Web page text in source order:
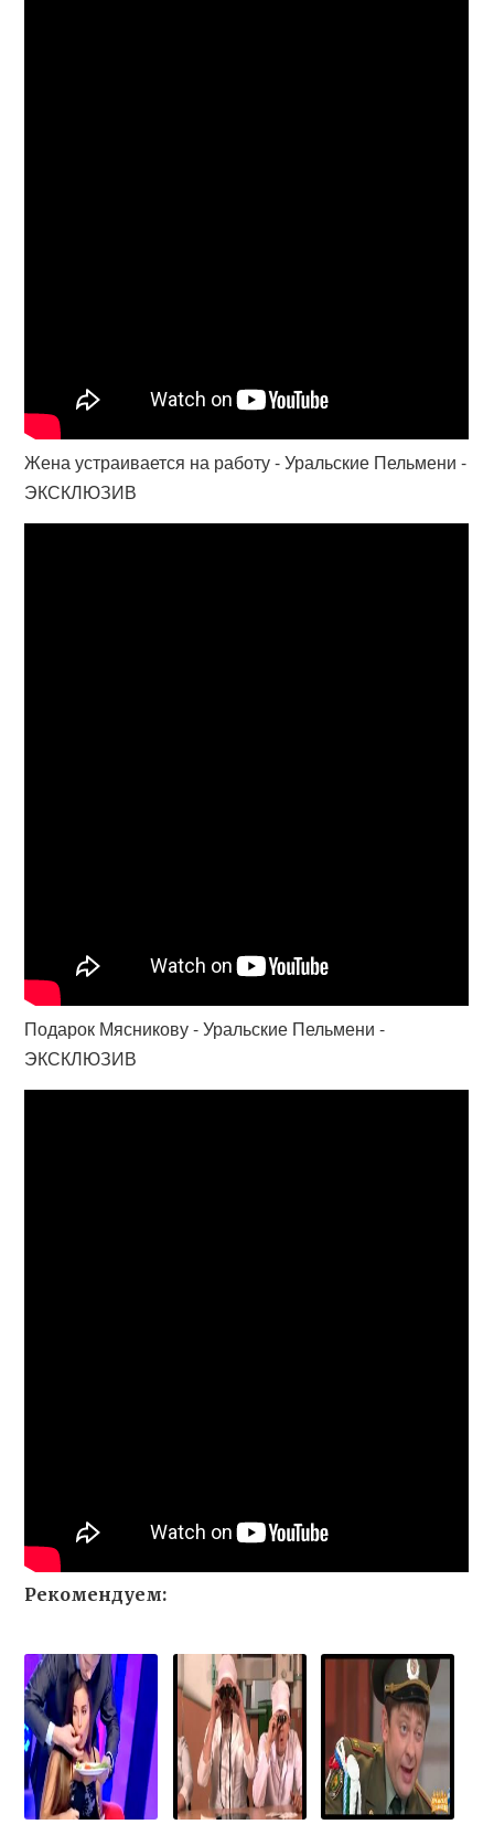
Жена устраивается на работу - Уральские Пельмени -
ЭКСКЛЮЗИВ
Подарок Мясникову - Уральские Пельмени -
ЭКСКЛЮЗИВ
Рекомендуем: